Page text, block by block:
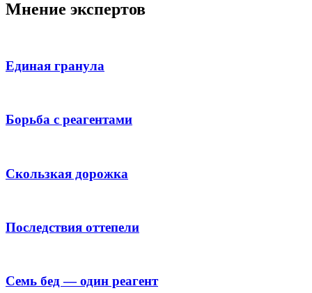
Мнение экспертов
Единая гранула
Борьба с реагентами
Скользкая дорожка
Последствия оттепели
Семь бед — один реагент